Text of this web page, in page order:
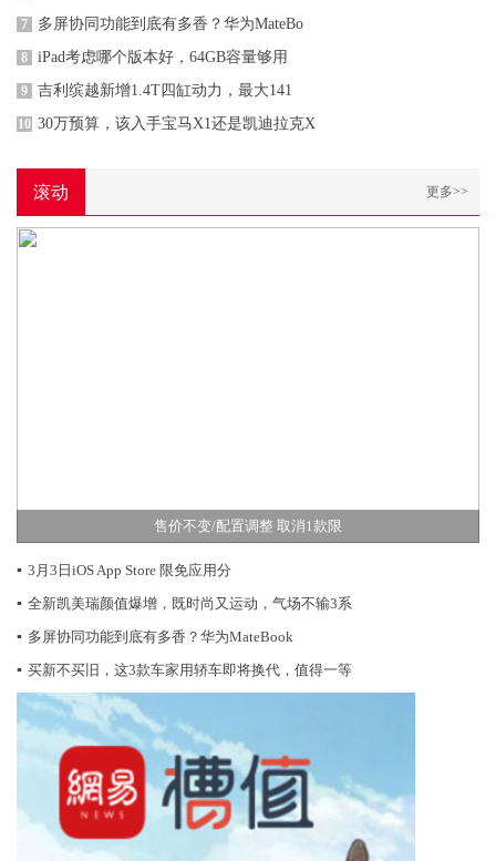
7 多屏协同功能到底有多香？华为MateBo
8 iPad考虑哪个版本好，64GB容量够用
9 吉利缤越新增1.4T四缸动力，最大141
10 30万预算，该入手宝马X1还是凯迪拉克X
滚动 更多>>
售价不变/配置调整 取消1款限
▪ 3月3日iOS App Store 限免应用分
▪ 全新凯美瑞颜值爆增，既时尚又运动，气场不输3系
▪ 多屏协同功能到底有多香？华为MateBook
▪ 买新不买旧，这3款车家用轿车即将换代，值得一等